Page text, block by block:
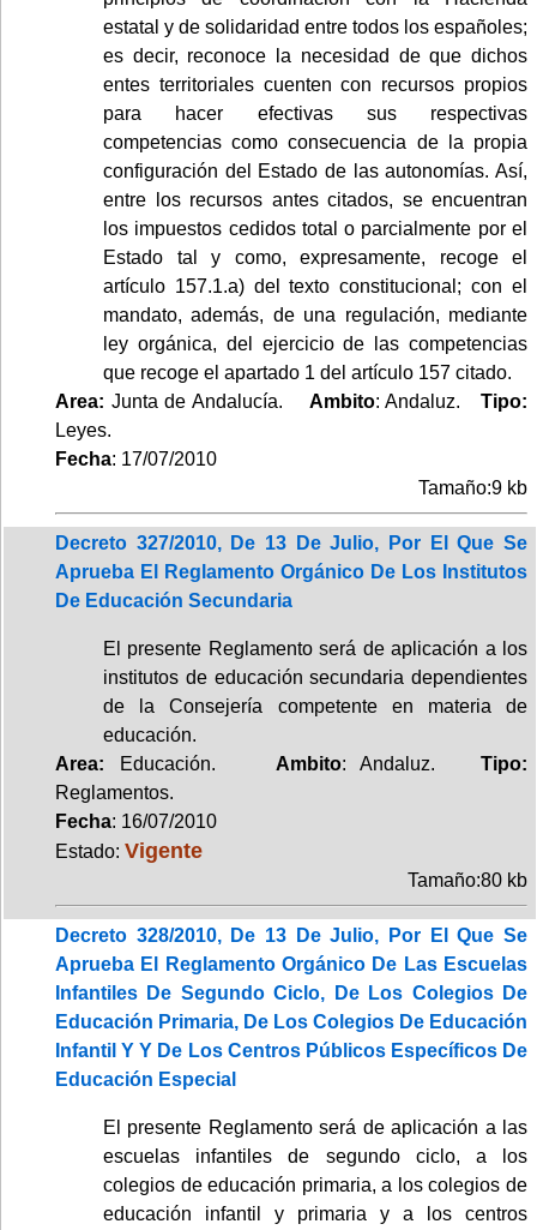
estatal y de solidaridad entre todos los españoles;
es decir, reconoce la necesidad de que dichos
entes territoriales cuenten con recursos propios
para hacer efectivas sus respectivas
competencias como consecuencia de la propia
configuración del Estado de las autonomías. Así,
entre los recursos antes citados, se encuentran
los impuestos cedidos total o parcialmente por el
Estado tal y como, expresamente, recoge el
artículo 157.1.a) del texto constitucional; con el
mandato, además, de una regulación, mediante
ley orgánica, del ejercicio de las competencias
que recoge el apartado 1 del artículo 157 citado.
Area: Junta de Andalucía. Ambito: Andaluz.Tipo:
Leyes.
Fecha: 17/07/2010
Tamaño:9 kb
Decreto 327/2010, De 13 De Julio, Por El Que Se
Aprueba El Reglamento Orgánico De Los Institutos
De Educación Secundaria
El presente Reglamento será de aplicación a los
institutos de educación secundaria dependientes
de la Consejería competente en materia de
educación.
Area: Educación. Ambito: Andaluz.Tipo:
Reglamentos.
Fecha: 16/07/2010
Estado: Vigente
Tamaño:80 kb
Decreto 328/2010, De 13 De Julio, Por El Que Se
Aprueba El Reglamento Orgánico De Las Escuelas
Infantiles De Segundo Ciclo, De Los Colegios De
Educación Primaria, De Los Colegios De Educación
Infantil Y Y De Los Centros Públicos Específicos De
Educación Especial
El presente Reglamento será de aplicación a las
escuelas infantiles de segundo ciclo, a los
colegios de educación primaria, a los colegios de
educación infantil y primaria y a los centros